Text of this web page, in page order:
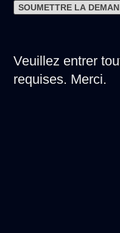
Veuillez entrer
requises. Merci.